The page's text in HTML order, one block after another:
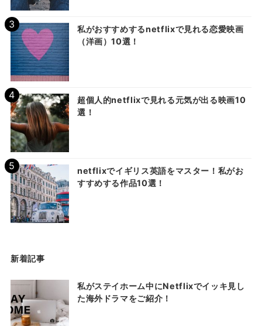
私がおすすめするnetflixで見れる恋愛映画
（洋画）10選！
超個人的netflixで見れる元気が出る映画10
選！
netflixでイギリス英語をマスター！私がお
すすめする作品10選！
新着記事
私がステイホーム中にNetflixでイッキ見し
た海外ドラマをご紹介！